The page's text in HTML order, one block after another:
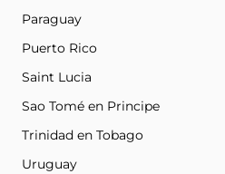
Paraguay
Puerto Rico
Saint Lucia
Sao Tomé en Principe
Trinidad en Tobago
Uruguay